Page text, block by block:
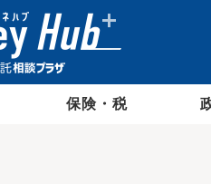
保険・税